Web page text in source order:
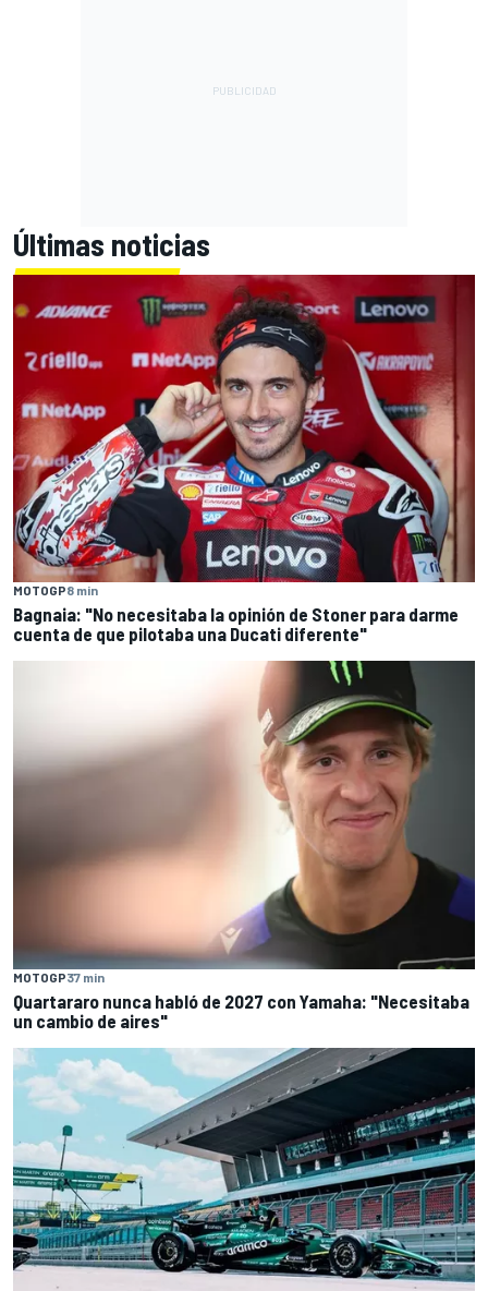
Últimas noticias
MOTOGP8 min
Bagnaia: "No necesitaba la opinión de Stoner para darme
cuenta de que pilotaba una Ducati diferente"
MOTOGP37 min
Quartararo nunca habló de 2027 con Yamaha: "Necesitaba
un cambio de aires"